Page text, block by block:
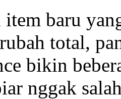
item baru
total,
bikin
nggak